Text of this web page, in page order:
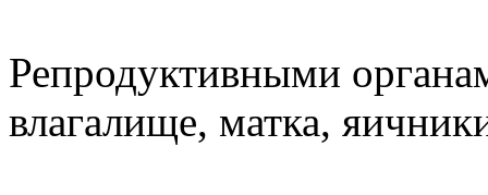
Репродуктивными
влагалище, матка,